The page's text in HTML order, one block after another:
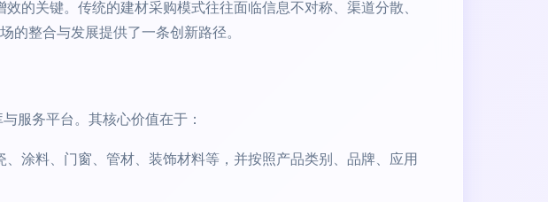
的关键。传统的建材采购模式往往面临信息不对称、渠道分散、
的整合与发展提供了一条创新路径。
服务平台。其核心价值在于：
涂料、门窗、管材、装饰材料等，并按照产品类别、品牌、应用